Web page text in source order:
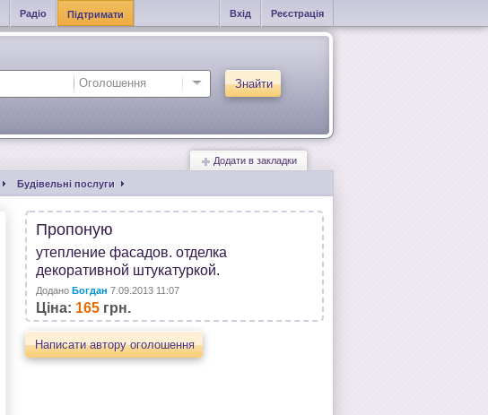
Радіо Підтримати Вхід Реєстрація
Знайти
Додати в закладки
Будівельні послуги
Пропоную
утепление фасадов. отделка
декоративной штукатуркой.
Додано Богдан 7.09.2013 11:07
Ціна: 165 грн.
Написати автору оголошення